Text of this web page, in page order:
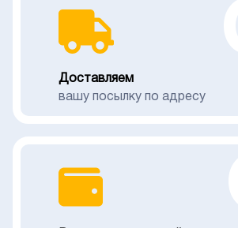
Доставляем
вашу посылку по адресу